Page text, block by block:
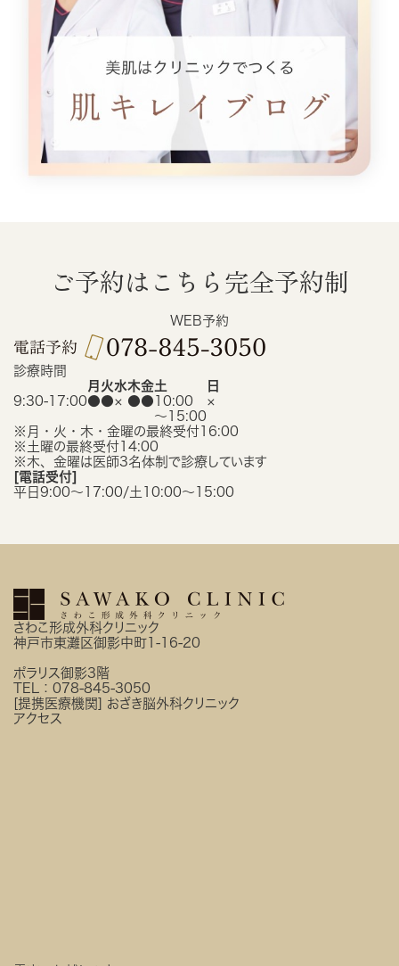
ご予約はこちら 完全予約制
WEB予約
診療時間
月 火水木金土
日
9:30-17:00●●× ●● 10:00
〜15:00
×
※月・火・木・金曜の最終受付16:00
※土曜の最終受付14:00
※木、金曜は医師3名体制で診療しています
[電話受付]
平日9:00〜17:00/土10:00〜15:00
さわこ形成外科クリニック
神戸市東灘区御影中町1-16-20
ポラリス御影3階
TEL： 078-845-3050
[提携医療機関] おざき脳外科クリニック
アクセス